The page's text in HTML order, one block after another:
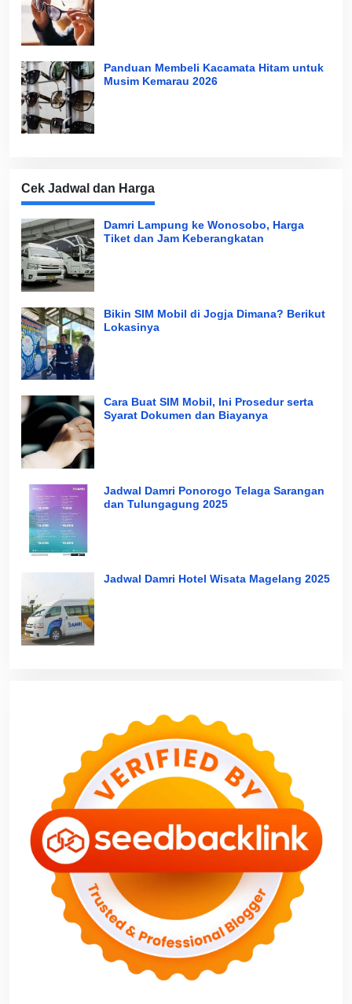
Panduan Membeli Kacamata Hitam untuk
Musim Kemarau 2026
Cek Jadwal dan Harga
Damri Lampung ke Wonosobo, Harga
Tiket dan Jam Keberangkatan
Bikin SIM Mobil di Jogja Dimana? Berikut
Lokasinya
Cara Buat SIM Mobil, Ini Prosedur serta
Syarat Dokumen dan Biayanya
Jadwal Damri Ponorogo Telaga Sarangan
dan Tulungagung 2025
Jadwal Damri Hotel Wisata Magelang 2025